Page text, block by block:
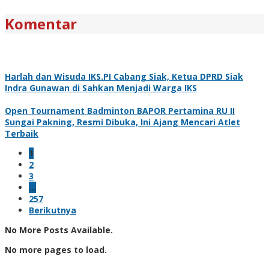
Komentar
Harlah dan Wisuda IKS.PI Cabang Siak, Ketua DPRD Siak
Indra Gunawan di Sahkan Menjadi Warga IKS
Open Tournament Badminton BAPOR Pertamina RU II
Sungai Pakning, Resmi Dibuka, Ini Ajang Mencari Atlet
Terbaik
1
2
3
…
257
Berikutnya
No More Posts Available.
No more pages to load.